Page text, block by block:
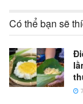
Có thể bạn sẽ